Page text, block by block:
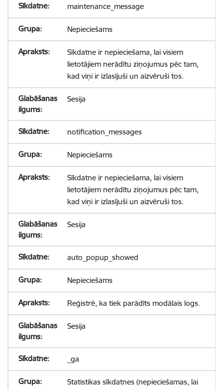
maintenance_message
Nepieciešams
Sīkdatne ir nepieciešama, lai visiem
lietotājiem nerādītu ziņojumus pēc tam,
kad viņi ir izlasījuši un aizvēruši tos.
Sesija
notification_messages
Nepieciešams
Sīkdatne ir nepieciešama, lai visiem
lietotājiem nerādītu ziņojumus pēc tam,
kad viņi ir izlasījuši un aizvēruši tos.
Sesija
auto_popup_showed
Nepieciešams
Reģistrē, ka tiek parādīts modālais logs.
Sesija
_ga
Statistikas sīkdatnes (nepieciešamas, lai